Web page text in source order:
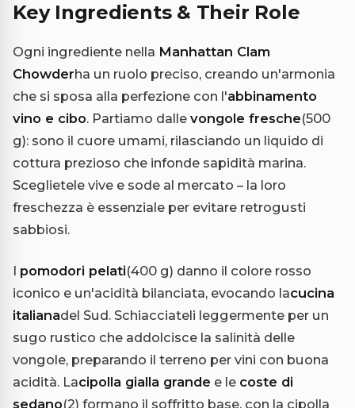
Key Ingredients & Their Role
Ogni ingrediente nella Manhattan Clam
Chowderha un ruolo preciso, creando un'armonia
che si sposa alla perfezione con l'abbinamento
vino e cibo. Partiamo dalle vongole fresche(500
g): sono il cuore umami, rilasciando un liquido di
cottura prezioso che infonde sapidità marina.
Sceglietele vive e sode al mercato – la loro
freschezza è essenziale per evitare retrogusti
sabbiosi.
I pomodori pelati(400 g) danno il colore rosso
iconico e un'acidità bilanciata, evocando lacucina
italianadel Sud. Schiacciateli leggermente per un
sugo rustico che addolcisce la salinità delle
vongole, preparando il terreno per vini con buona
acidità. Lacipolla gialla grande e le coste di
sedano(2) formano il soffritto base, con la cipolla